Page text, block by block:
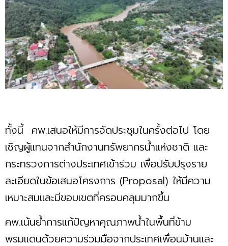
ทั้งนี้ คพ.เสนอให้มีการจัดประชุมในครั้งต่อไป โดย
เชิญผู้แทนจากสำนักงานทรัพยากรน้ำแห่งชาติ และ
กระทรวงการต่างประเทศเข้าร่วม เพื่อปรับปรุงราย
ละเอียดในข้อเสนอโครงการ (Proposal) ให้มีความ
เหมาะสมและมีขอบเขตที่ครอบคลุมมากขึ้น
คพ.เน้นย้ำการแก้ปัญหาคุณภาพน้ำในพื้นที่ข้าม
พรมแดนด้วยความร่วมมือจากประเทศเพื่อนบ้านและ